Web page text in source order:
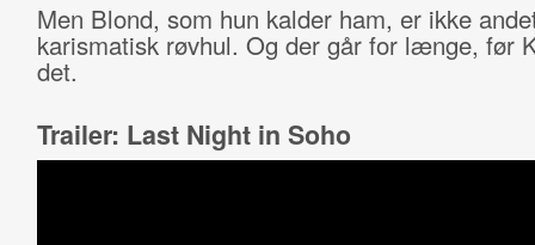
Men Blond, som hun kalder ham, er ikke
karismatisk røvhul. Og der går for længe, før
det.
Trailer: Last Night in Soho